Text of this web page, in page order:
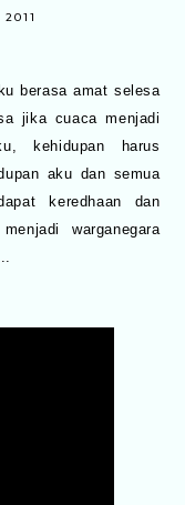
berasa amat selesa
jika cuaca menjadi
kehidupan harus
aku dan semua
keredhaan dan
warganegara